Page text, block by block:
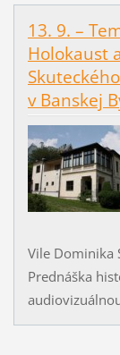
13. 9. –
Holokaust
v Banskej
Vile Dominika
Prednáška